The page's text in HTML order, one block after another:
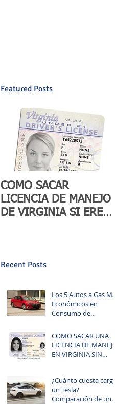
Featured Posts
COMO SACAR
LICENCIA DE MANEJO
DE VIRGINIA SI ERES
Recent Posts
Los 5 Autos a Gas Más
Económicos en
Consumo de
COMO SACAR UNA
LICENCIA DE MANEJO
EN VIRGINIA SIN
CARD)
¿Cuánto cuesta cargar
un Tesla?
Comparación de un